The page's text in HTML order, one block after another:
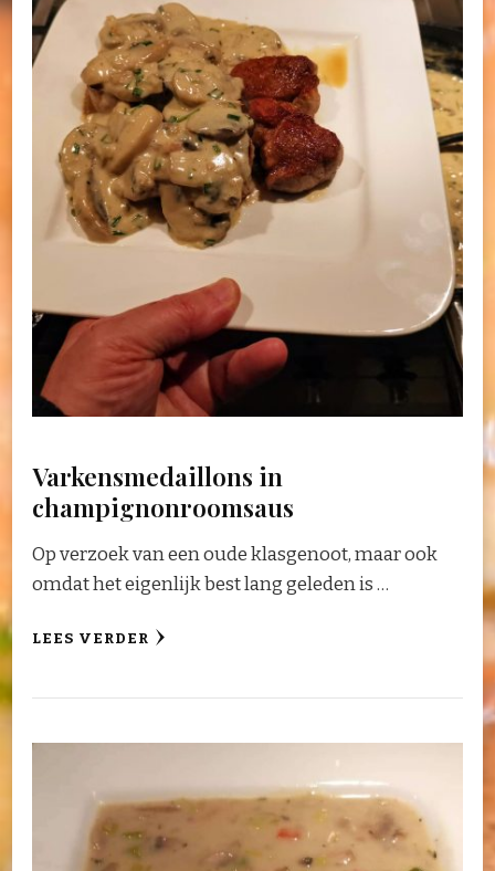
Varkensmedaillons in
champignonroomsaus
Op verzoek van een oude klasgenoot, maar ook
omdat het eigenlijk best lang geleden is …
LEES VERDER